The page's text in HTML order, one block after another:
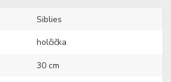
Siblies
holčička
30 cm